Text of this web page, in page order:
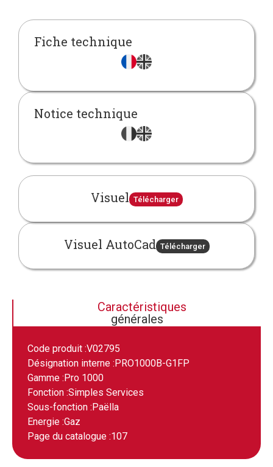
Fiche technique
Notice technique
Visuel Télécharger
Visuel AutoCad Télécharger
Caractéristiques
générales
Code produit :V02795
Désignation interne : PRO1000B-G1FP
Gamme : Pro 1000
Fonction :Simples Services
Sous-fonction : Paëlla
Energie :Gaz
Page du catalogue :107